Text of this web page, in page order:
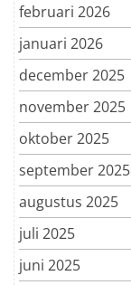
februari 2026
januari 2026
december 2025
november 2025
oktober 2025
september 2025
augustus 2025
juli 2025
juni 2025